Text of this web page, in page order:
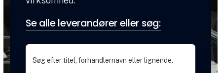
Se alle leverandører eller søg: